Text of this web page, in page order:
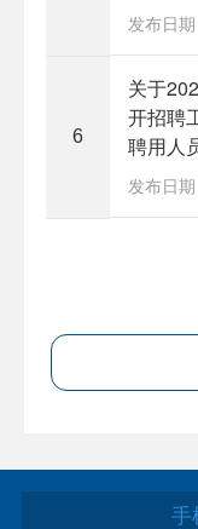
发布日
6
关于
开招聘
聘用人
发布日
手